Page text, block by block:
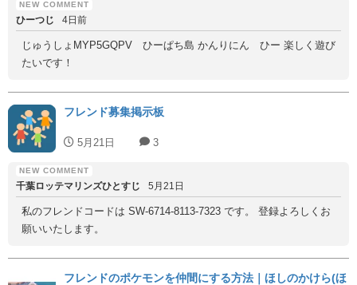
ひーつじ 4日前
じゅうしょMYP5GQPV ひーぱち島 かんりにん ひー 楽しく遊び
たいです！
フレンド募集掲示板
5月21日 3
千葉ロッテマリンズひとすじ 5月21日
私のフレンドコードは SW-6714-8113-7323 です。 登録よろしくお
願いいたします。
フレンドのポケモンを仲間にする方法｜ほしのかけら(ほ